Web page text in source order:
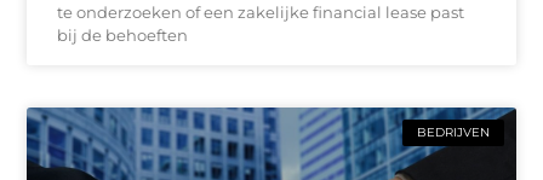
te onderzoeken of een zakelijke financial lease past
bij de behoeften
BEDRIJVEN